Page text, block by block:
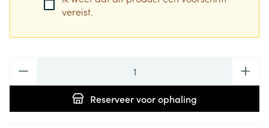
vereist.
Reserveervoor ophaling